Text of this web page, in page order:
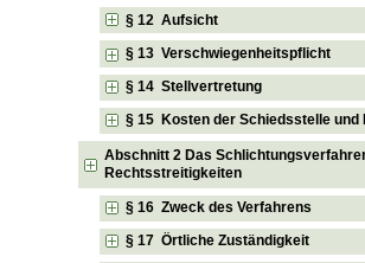
§ 12 Aufsicht
§ 13 Verschwiegenheitspflicht
§ 14 Stellvertretung
§ 15 Kosten der Schiedsstelle und
Abschnitt 2 Das
Rechtsstreitigkeiten
§ 16 Zweck des Verfahrens
§ 17 Örtliche Zuständigkeit